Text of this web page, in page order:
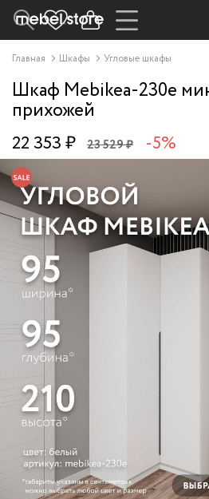
Главная Шкафы Угловые шкафы
Шкаф Mebikea-230e
прихожей
22 353 ₽ 23 529 ₽ -5%